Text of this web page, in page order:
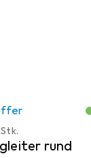
rund